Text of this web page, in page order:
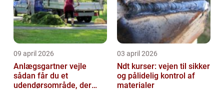
09 april 2026
Anlægsgartner vejle
sådan får du et
udendørsområde, der
03 april 2026
Ndt kurser: vejen til sikker
og pålidelig kontrol af
materialer